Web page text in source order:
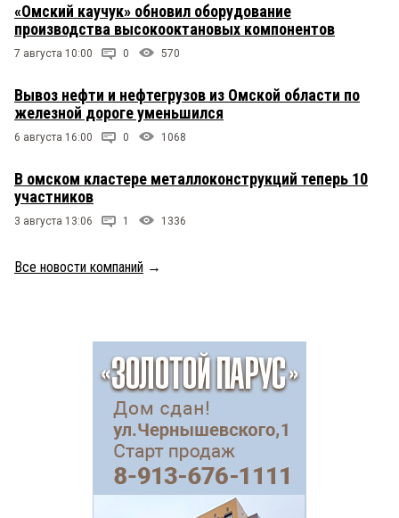
«Омский каучук» обновил оборудование
производства высокооктановых компонентов
7 августа 10:00 0 570
Вывоз нефти и нефтегрузов из Омской области по
железной дороге уменьшился
6 августа 16:00 0 1068
В омском кластере металлоконструкций теперь 10
участников
3 августа 13:06 1 1336
Все новости компаний →